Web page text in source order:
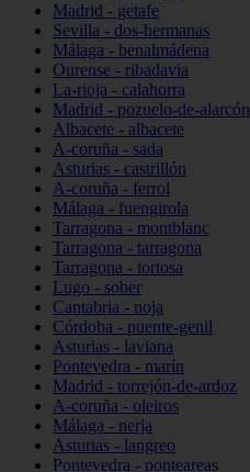
Madrid - getafe
Sevilla - dos-hermanas
Málaga - benalmádena
Ourense - ribadavia
La-rioja - calahorra
Madrid - pozuelo-de-alarcón
Albacete - albacete
A-coruña - sada
Asturias - castrillón
A-coruña - ferrol
Málaga - fuengirola
Tarragona - montblanc
Tarragona - tarragona
Tarragona - tortosa
Lugo - sober
Cantabria - noja
Córdoba - puente-genil
Asturias - laviana
Pontevedra - marín
Madrid - torrejón-de-ardoz
A-coruña - oleiros
Málaga - nerja
Asturias - langreo
Pontevedra - ponteareas